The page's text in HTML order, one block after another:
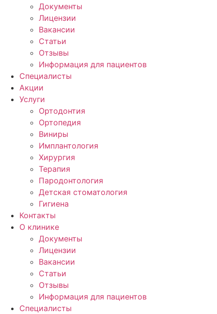
Документы
Лицензии
Вакансии
Статьи
Отзывы
Информация для пациентов
Специалисты
Акции
Услуги
Ортодонтия
Ортопедия
Виниры
Имплантология
Хирургия
Терапия
Пародонтология
Детская стоматология
Гигиена
Контакты
О клинике
Документы
Лицензии
Вакансии
Статьи
Отзывы
Информация для пациентов
Специалисты